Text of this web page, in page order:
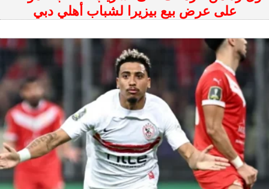
على عرض بيع بيزيرا لشباب أهلي دبي